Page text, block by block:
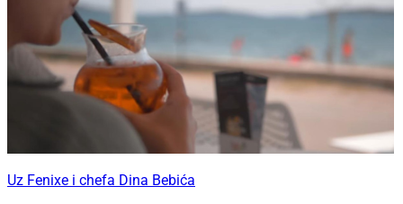
Uz Fenixe i chefa Dina Bebića